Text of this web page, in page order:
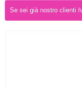
Se sei già nostro clienti